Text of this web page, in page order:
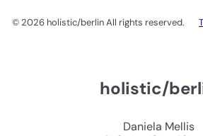
© 2026 holistic/berlin All rights reserved.
holistic/
Daniela Mellis